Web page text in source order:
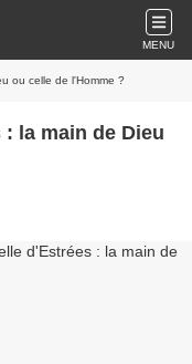
MENU
ou celle de l'Homme ?
la main de Dieu